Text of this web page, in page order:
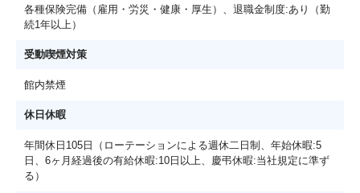
各種保険完備（雇用・労災・健康・厚生）、退職金制度:あり（勤
続1年以上）
受動喫煙対策
館内禁煙
休日休暇
年間休日105日（ローテーションによる週休二日制、年始休暇:5
日、6ヶ月経過後の有給休暇:10日以上、慶弔休暇:当社規定に準ず
る）